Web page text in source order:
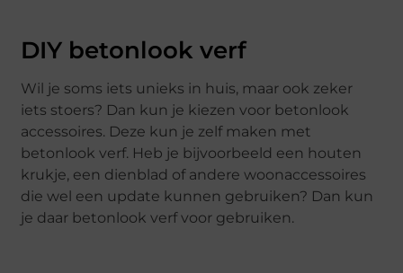
DIY betonlook verf
Wil je soms iets unieks in huis, maar ook zeker
iets stoers? Dan kun je kiezen voor betonlook
accessoires. Deze kun je zelf maken met
betonlook verf. Heb je bijvoorbeeld een houten
krukje, een dienblad of andere woonaccessoires
die wel een update kunnen gebruiken? Dan kun
je daar betonlook verf voor gebruiken.